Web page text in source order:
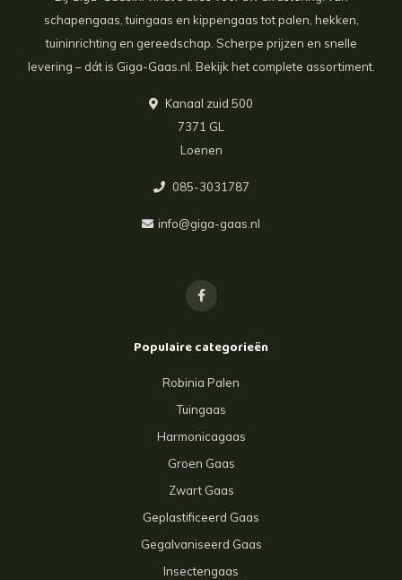
schapengaas, tuingaas en kippengaas tot palen, hekken,
tuininrichting en gereedschap. Scherpe prijzen en snelle
levering – dát is Giga-Gaas.nl. Bekijk het complete assortiment.
Kanaal zuid 500
7371 GL
Loenen
085-3031787
info@giga-gaas.nl
Populaire categorieën
Robinia Palen
Tuingaas
Harmonicagaas
Groen Gaas
Zwart Gaas
Geplastificeerd Gaas
Gegalvaniseerd Gaas
Insectengaas